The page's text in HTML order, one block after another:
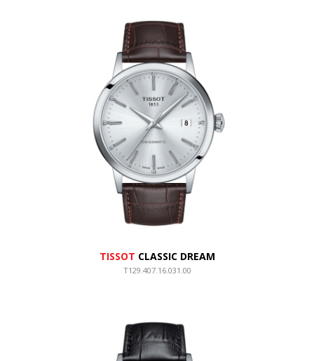
TISSOT CLASSIC DREAM
T129.407.16.031.00